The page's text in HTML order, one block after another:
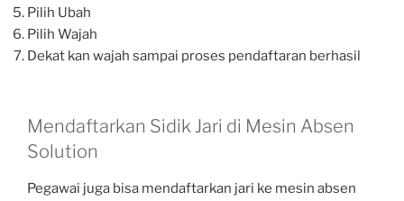
Pilih Ubah
Pilih Wajah
Dekat kan wajah sampai proses pendaftaran berhasil
Mendaftarkan Sidik Jari di Mesin Absen
Solution
Pegawai juga bisa mendaftarkan jari ke mesin absen